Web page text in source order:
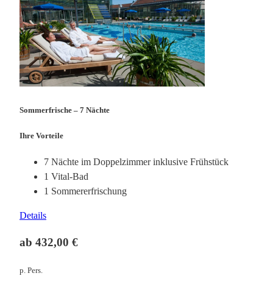
Sommerfrische – 7 Nächte
Ihre Vorteile
7 Nächte im Doppelzimmer inklusive Frühstück
1 Vital-Bad
1 Sommererfrischung
Details
ab 432,00 €
p. Pers.